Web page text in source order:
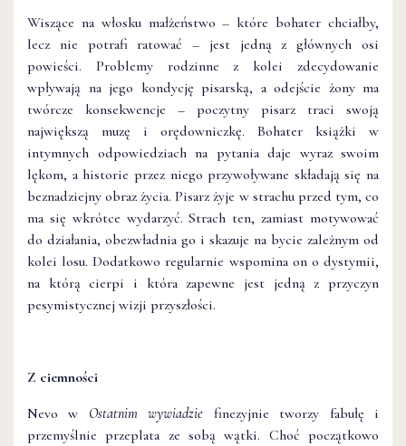
Wiszące na włosku małżeństwo – które bohater chciałby,
lecz nie potrafi ratować – jest jedną z głównych osi
powieści. Problemy rodzinne z kolei zdecydowanie
wpływają na jego kondycję pisarską, a odejście żony ma
twórcze konsekwencje – poczytny pisarz traci swoją
największą muzę i orędowniczkę. Bohater książki w
intymnych odpowiedziach na pytania daje wyraz swoim
lękom, a historie przez niego przywoływane składają się na
beznadziejny obraz życia. Pisarz żyje w strachu przed tym, co
ma się wkrótce wydarzyć. Strach ten, zamiast motywować
do działania, obezwładnia go i skazuje na bycie zależnym od
kolei losu. Dodatkowo regularnie wspomina on o dystymii,
na którą cierpi i która zapewne jest jedną z przyczyn
pesymistycznej wizji przyszłości.
Z ciemności
Nevo w Ostatnim wywiadzie finezyjnie tworzy fabułę i
przemyślnie przeplata ze sobą wątki. Choć początkowo